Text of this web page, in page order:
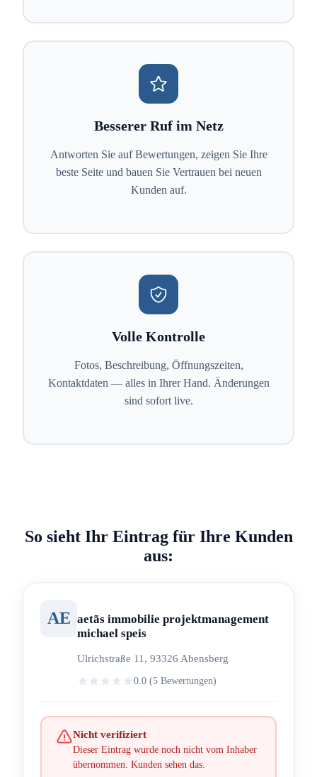
Besserer Ruf im Netz
Antworten Sie auf Bewertungen, zeigen Sie Ihre
beste Seite und bauen Sie Vertrauen bei neuen
Kunden auf.
Volle Kontrolle
Fotos, Beschreibung, Öffnungszeiten,
Kontaktdaten — alles in Ihrer Hand. Änderungen
sind sofort live.
So sieht Ihr Eintrag für Ihre Kunden
aus:
AE aetãs immobilie projektmanagement
michael speis
Ulrichstraße 11, 93326 Abensberg
0.0 (5 Bewertungen)
Nicht verifiziert
Dieser Eintrag wurde noch nicht vom Inhaber
übernommen. Kunden sehen das.